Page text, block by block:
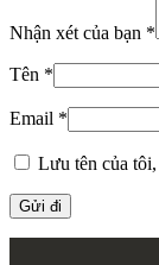
Nhận xét của bạn *
Tên *
Email *
Lưu tên của